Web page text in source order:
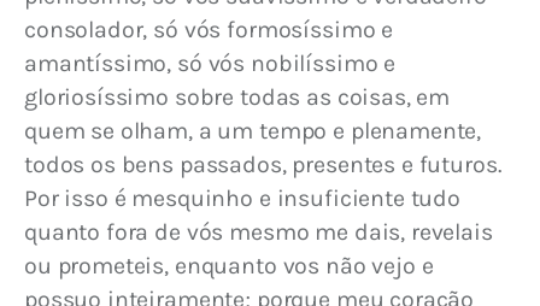
consolador, só vós formosíssimo e
amantíssimo, só vós nobilíssimo e
gloriosíssimo sobre todas as coisas, em
quem se olham, a um tempo e plenamente,
todos os bens passados, presentes e futuros.
Por isso é mesquinho e insuficiente tudo
quanto fora de vós mesmo me dais, revelais
ou prometeis, enquanto vos não vejo e
possuo inteiramente; porque meu coração